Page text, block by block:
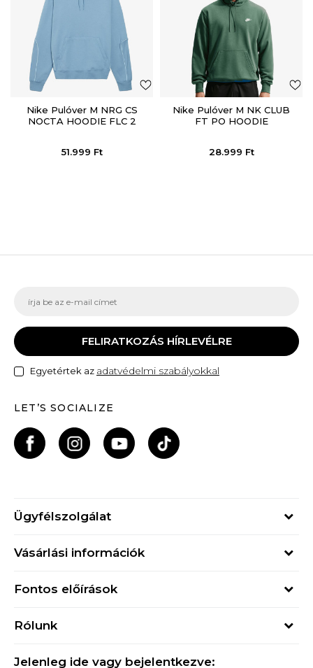
Nike Pulóver M NRG CS
NOCTA HOODIE FLC 2
51.999 Ft
Nike Pulóver M NK CLUB
FT PO HOODIE
28.999 Ft
FELIRATKOZÁS HÍRLEVÉLRE
Egyetértek az adatvédelmi szabályokkal
LET’S SOCIALIZE
Ügyfélszolgálat
online@buzzsneakers.hu
Vásárlási információk
Visszatérítések
Ajándékkártya
Fontos előírások
Sport & Bonus szabályzata
Rólunk
Jelenleg ide vagy bejelentkezve: